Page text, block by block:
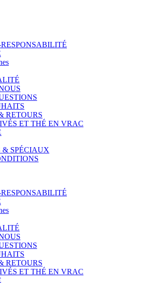
RETOURS
ET THÉ EN VRAC
& SPÉCIAUX
RETOURS
ET THÉ EN VRAC